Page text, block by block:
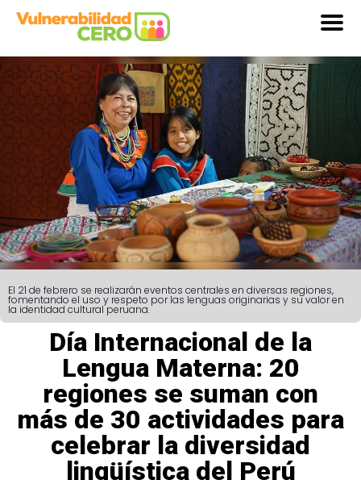
El 21 de febrero se realizarán eventos centrales en diversas regiones,
fomentando el uso y respeto por las lenguas originarias y su valor en
la identidad cultural peruana.
Día Internacional de la
Lengua Materna: 20
regiones se suman con
más de 30 actividades para
celebrar la diversidad
lingüística del Perú